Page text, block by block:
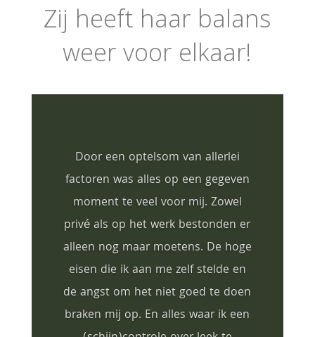
Zij heeft haar balans
weer voor elkaar!
Door een optelsom van allerlei
factoren was alles op een gegeven
moment te veel voor mij. Zowel
privé als op het werk bestonden er
alleen nog maar moetens. De hoge
eisen die ik aan me zelf stelde en
de angst om het niet goed te doen
braken mij op. En alles waar ik een